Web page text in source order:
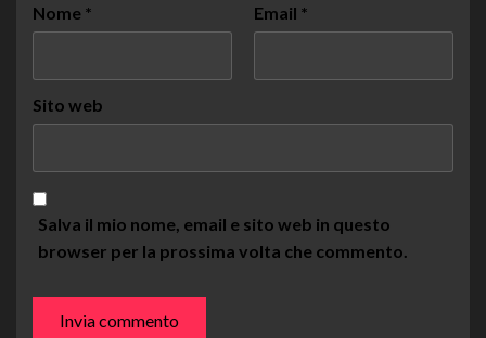
Nome * Email *
Sito web
Salva il mio nome, email e sito web in questo
browser per la prossima volta che commento.